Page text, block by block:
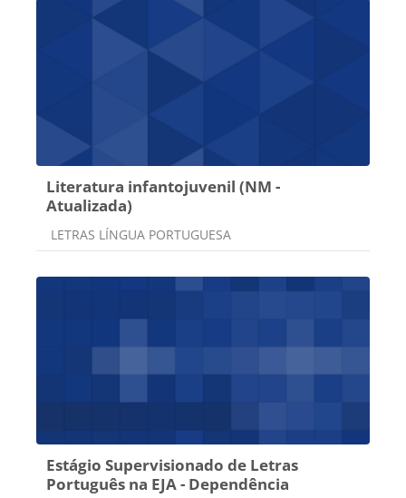
Literatura infantojuvenil (NM -
Atualizada)
Categoria do curso
LETRAS LÍNGUA PORTUGUESA
Estágio Supervisionado de Letras
Português na EJA - Dependência